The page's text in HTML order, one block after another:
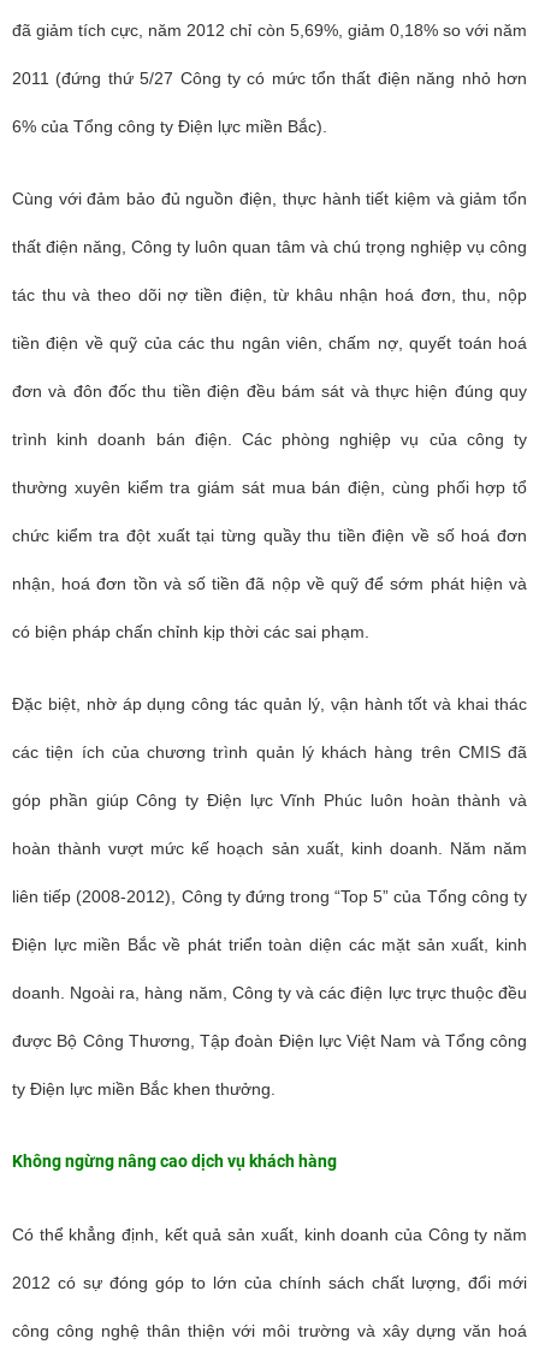
đã giảm tích cực, năm 2012 chỉ còn 5,69%, giảm 0,18% so với năm
2011 (đứng thứ 5/27 Công ty có mức tổn thất điện năng nhỏ hơn
6% của Tổng công ty Điện lực miền Bắc).
Cùng với đảm bảo đủ nguồn điện, thực hành tiết kiệm và giảm tổn
thất điện năng, Công ty luôn quan tâm và chú trọng nghiệp vụ công
tác thu và theo dõi nợ tiền điện, từ khâu nhận hoá đơn, thu, nộp
tiền điện về quỹ của các thu ngân viên, chấm nợ, quyết toán hoá
đơn và đôn đốc thu tiền điện đều bám sát và thực hiện đúng quy
trình kinh doanh bán điện. Các phòng nghiệp vụ của công ty
thường xuyên kiểm tra giám sát mua bán điện, cùng phối hợp tổ
chức kiểm tra đột xuất tại từng quầy thu tiền điện về số hoá đơn
nhận, hoá đơn tồn và số tiền đã nộp về quỹ để sớm phát hiện và
có biện pháp chấn chỉnh kịp thời các sai phạm.
Đặc biệt, nhờ áp dụng công tác quản lý, vận hành tốt và khai thác
các tiện ích của chương trình quản lý khách hàng trên CMIS đã
góp phần giúp Công ty Điện lực Vĩnh Phúc luôn hoàn thành và
hoàn thành vượt mức kế hoạch sản xuất, kinh doanh. Năm năm
liên tiếp (2008-2012), Công ty đứng trong “Top 5” của Tổng công ty
Điện lực miền Bắc về phát triển toàn diện các mặt sản xuất, kinh
doanh. Ngoài ra, hàng năm, Công ty và các điện lực trực thuộc đều
được Bộ Công Thương, Tập đoàn Điện lực Việt Nam và Tổng công
ty Điện lực miền Bắc khen thưởng.
Không ngừng nâng cao dịch vụ khách hàng
Có thể khẳng định, kết quả sản xuất, kinh doanh của Công ty năm
2012 có sự đóng góp to lớn của chính sách chất lượng, đổi mới
công công nghệ thân thiện với môi trường và xây dựng văn hoá